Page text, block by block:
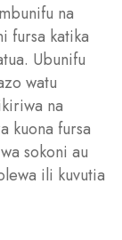
na
fursa katika
Ubunifu
watu
na
kuona fursa
sokoni au
ili kuvutia